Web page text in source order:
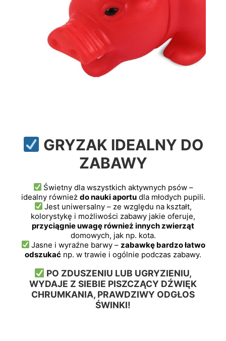
GRYZAK IDEALNY DO
ZABAWY
Świetny dla wszystkich aktywnych psów –
idealny również do nauki aportudla młodych pupili.
Jest uniwersalny – ze względu na kształt,
kolorystykę i możliwości zabawy jakie oferuje,
przyciągnie uwagę również innych zwierząt
domowych, jak np. kota.
Jasne i wyraźne barwy – zabawkę bardzo łatwo
odszukać np. w trawie i ogólnie podczas zabawy.
PO ZDUSZENIU LUB UGRYZIENIU,
WYDAJE Z SIEBIE PISZCZĄCY DŹWIĘK
CHRUMKANIA, PRAWDZIWY ODGŁOS
ŚWINKI!